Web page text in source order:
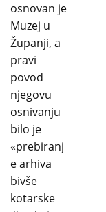
osnovan je
Muzej u
Županji, a
pravi
povod
njegovu
osnivanju
bilo je
«prebiranj
e arhiva
bivše
kotarske